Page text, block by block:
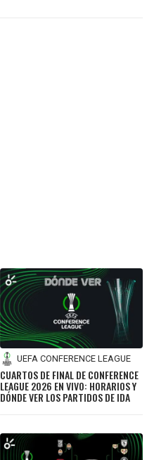
UEFA CONFERENCE LEAGUE
CUARTOS DE FINAL DE CONFERENCE
LEAGUE 2026 EN VIVO: HORARIOS Y
DÓNDE VER LOS PARTIDOS DE IDA